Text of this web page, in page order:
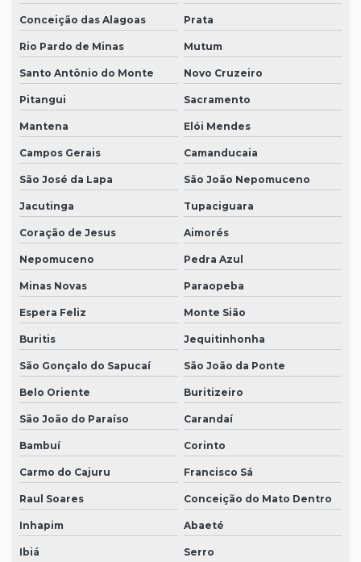
Conceição das Alagoas Prata
Rio Pardo de Minas Mutum
Santo Antônio do Monte Novo Cruzeiro
Pitangui Sacramento
Mantena Elói Mendes
Campos Gerais Camanducaia
São José da Lapa São João Nepomuceno
Jacutinga Tupaciguara
Coração de Jesus Aimorés
Nepomuceno Pedra Azul
Minas Novas Paraopeba
Espera Feliz Monte Sião
Buritis Jequitinhonha
São Gonçalo do Sapucaí São João da Ponte
Belo Oriente Buritizeiro
São João do Paraíso Carandaí
Bambuí Corinto
Carmo do Cajuru Francisco Sá
Raul Soares Conceição do Mato Dentro
Inhapim Abaeté
Ibiá Serro